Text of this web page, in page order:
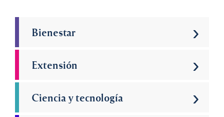
Bienestar ›
Extensión ›
Ciencia y tecnología ›